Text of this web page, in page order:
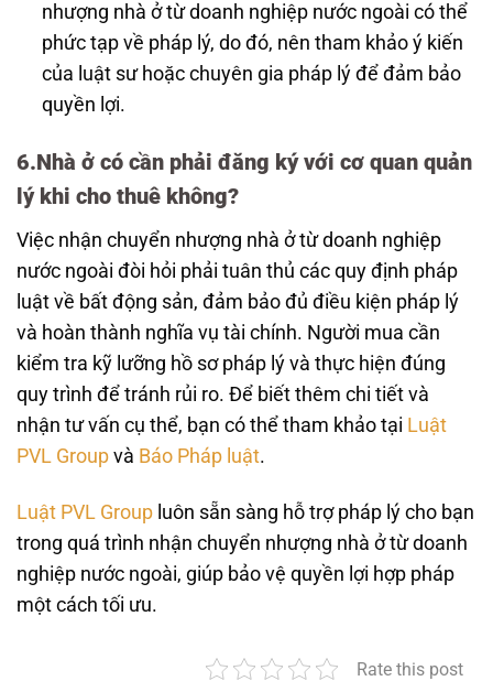
nhượng nhà ở từ doanh nghiệp nước ngoài có thể
phức tạp về pháp lý, do đó, nên tham khảo ý kiến
của luật sư hoặc chuyên gia pháp lý để đảm bảo
quyền lợi.
6.Nhà ở có cần phải đăng ký với cơ quan quản
lý khi cho thuê không?
Việc nhận chuyển nhượng nhà ở từ doanh nghiệp
nước ngoài đòi hỏi phải tuân thủ các quy định pháp
luật về bất động sản, đảm bảo đủ điều kiện pháp lý
và hoàn thành nghĩa vụ tài chính. Người mua cần
kiểm tra kỹ lưỡng hồ sơ pháp lý và thực hiện đúng
quy trình để tránh rủi ro. Để biết thêm chi tiết và
nhận tư vấn cụ thể, bạn có thể tham khảo tại Luật
PVL Group và Báo Pháp luật.
Luật PVL Group luôn sẵn sàng hỗ trợ pháp lý cho bạn
trong quá trình nhận chuyển nhượng nhà ở từ doanh
nghiệp nước ngoài, giúp bảo vệ quyền lợi hợp pháp
một cách tối ưu.
Rate this post